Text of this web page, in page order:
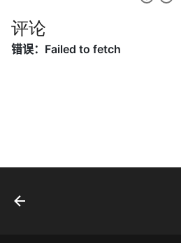
53.1. 在排序数组中查找数字 I
52. 展平二叉搜索树
56. 二叉搜索树中两个节点之
10.2. 变位词组
10.10. 数字流的秩
10.11. 峰与谷
评论